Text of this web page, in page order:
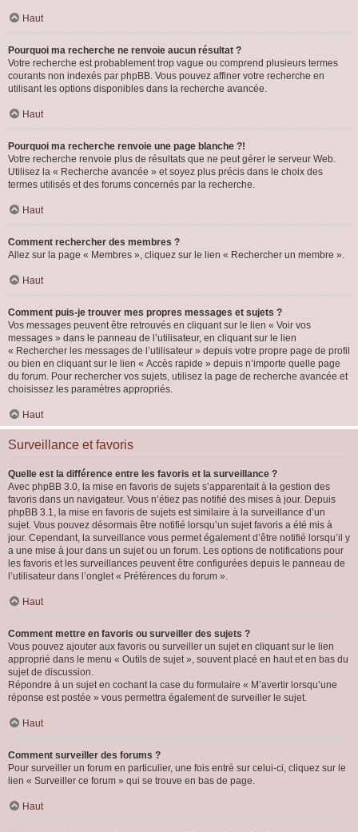
Haut
Pourquoi ma recherche ne renvoie aucun résultat ?
Votre recherche est probablement trop vague ou comprend plusieurs termes
courants non indexés par phpBB. Vous pouvez affiner votre recherche en
utilisant les options disponibles dans la recherche avancée.
Haut
Pourquoi ma recherche renvoie une page blanche ?!
Votre recherche renvoie plus de résultats que ne peut gérer le serveur Web.
Utilisez la « Recherche avancée » et soyez plus précis dans le choix des
termes utilisés et des forums concernés par la recherche.
Haut
Comment rechercher des membres ?
Allez sur la page « Membres », cliquez sur le lien « Rechercher un membre ».
Haut
Comment puis-je trouver mes propres messages et sujets ?
Vos messages peuvent être retrouvés en cliquant sur le lien « Voir vos
messages » dans le panneau de l’utilisateur, en cliquant sur le lien
« Rechercher les messages de l’utilisateur » depuis votre propre page de profil
ou bien en cliquant sur le lien « Accès rapide » depuis n’importe quelle page
du forum. Pour rechercher vos sujets, utilisez la page de recherche avancée et
choisissez les paramètres appropriés.
Haut
Surveillance et favoris
Quelle est la différence entre les favoris et la surveillance ?
Avec phpBB 3.0, la mise en favoris de sujets s’apparentait à la gestion des
favoris dans un navigateur. Vous n’étiez pas notifié des mises à jour. Depuis
phpBB 3.1, la mise en favoris de sujets est similaire à la surveillance d’un
sujet. Vous pouvez désormais être notifié lorsqu’un sujet favoris a été mis à
jour. Cependant, la surveillance vous permet également d’être notifié lorsqu’il y
a une mise à jour dans un sujet ou un forum. Les options de notifications pour
les favoris et les surveillances peuvent être configurées depuis le panneau de
l’utilisateur dans l’onglet « Préférences du forum ».
Haut
Comment mettre en favoris ou surveiller des sujets ?
Vous pouvez ajouter aux favoris ou surveiller un sujet en cliquant sur le lien
approprié dans le menu « Outils de sujet », souvent placé en haut et en bas du
sujet de discussion.
Répondre à un sujet en cochant la case du formulaire « M’avertir lorsqu’une
réponse est postée » vous permettra également de surveiller le sujet.
Haut
Comment surveiller des forums ?
Pour surveiller un forum en particulier, une fois entré sur celui-ci, cliquez sur le
lien « Surveiller ce forum » qui se trouve en bas de page.
Haut